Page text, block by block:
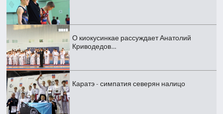
О киокусинкае рассуждает Анатолий
Криводедов…
Каратэ - симпатия северян налицо